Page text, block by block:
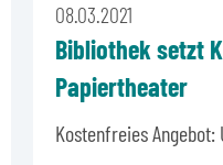
08.03.2021
Bibliothek setzt
Papiertheater
Kostenfreies